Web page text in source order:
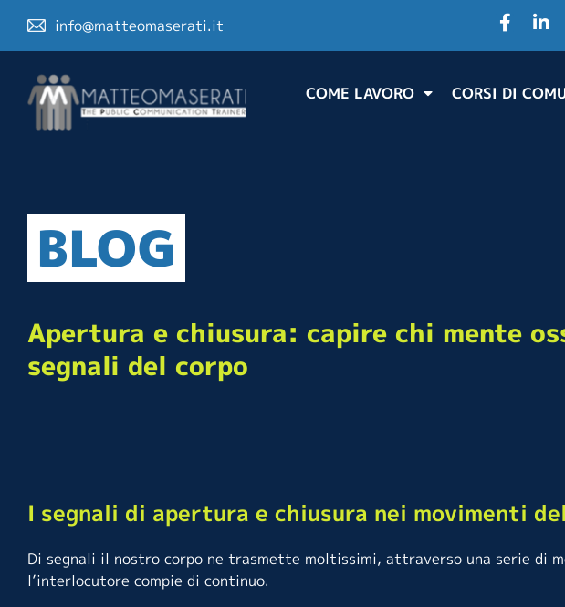
info@matteomaserati.it
COME LAVORO CORSI DI
BLOG
Apertura e chiusura: capire chi mente
segnali del corpo
I segnali di apertura e chiusura nei movimenti
Di segnali il nostro corpo ne trasmette moltissimi, attraverso una serie di
l’interlocutore compie di continuo.